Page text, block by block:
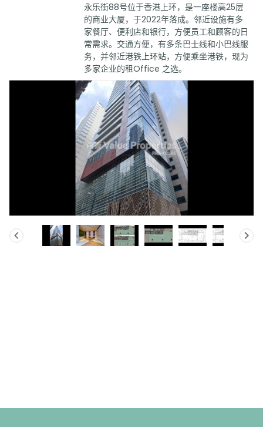
永乐街88号位于香港上环，是一座楼高25层
的商业大厦，于2022年落成。邻近设施有多
家餐厅、便利店和银行，方便员工和顾客的日
常需求。交通方便，有多条巴士线和小巴线服
务，并邻近港铁上环站，方便乘坐港铁，现为
多家企业的租Office 之选。